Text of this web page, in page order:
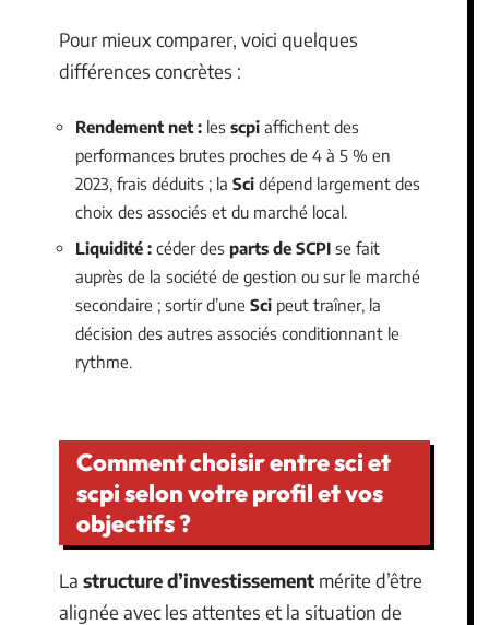
Pour mieux comparer, voici quelques
différences concrètes :
Rendement net : les scpi affichent des
performances brutes proches de 4 à 5 % en
2023, frais déduits ; la Sci dépend largement des
choix des associés et du marché local.
Liquidité : céder des parts de SCPI se fait
auprès de la société de gestion ou sur le marché
secondaire ; sortir d’une Sci peut traîner, la
décision des autres associés conditionnant le
rythme.
Comment choisir entre sci et
scpi selon votre profil et vos
objectifs ?
La structure d’investissement mérite d’être
alignée avec les attentes et la situation de